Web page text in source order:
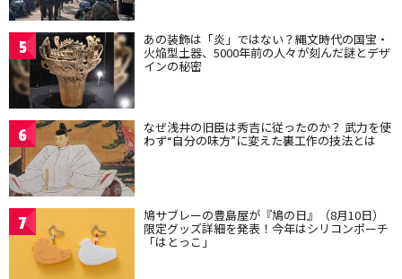
5 あの装飾は「炎」ではない？縄文時代の国宝・
火焔型土器、5000年前の人々が刻んだ謎とデザ
インの秘密
6 なぜ浅井の旧臣は秀吉に従ったのか？ 武力を使
わず“自分の味方”に変えた裏工作の技法とは
7 鳩サブレーの豊島屋が『鳩の日』（8月10日）
限定グッズ詳細を発表！今年はシリコンポーチ
「はとっこ」